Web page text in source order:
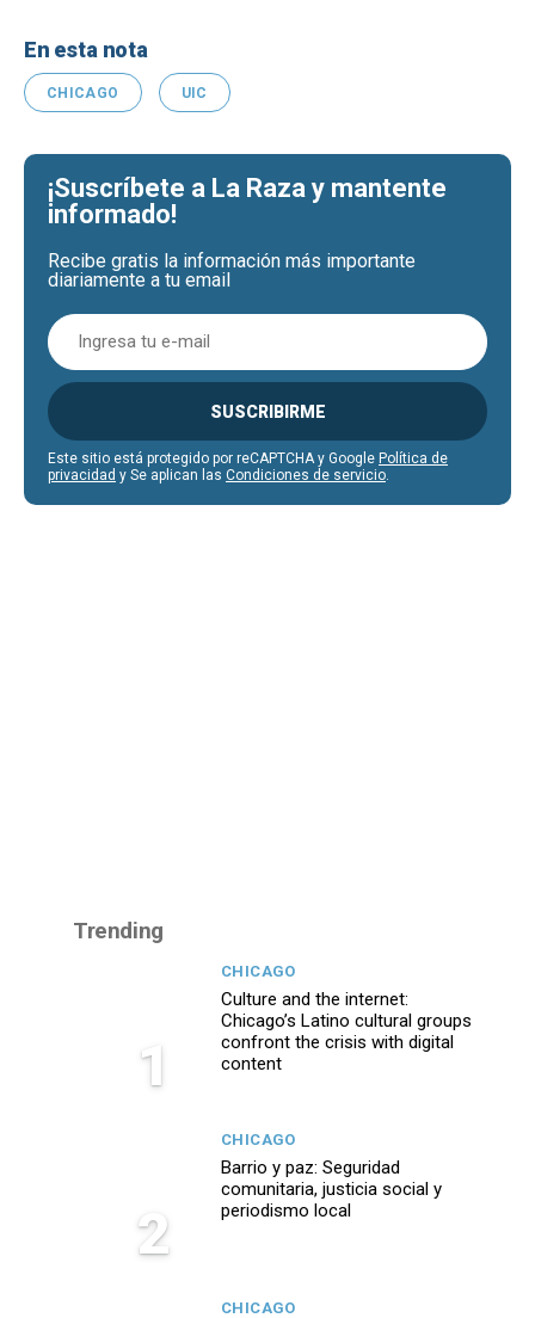
En esta nota
CHICAGO UIC
¡Suscríbete a La Raza y mantente
informado!
Recibe gratis la información más importante
diariamente a tu email
SUSCRIBIRME
Este sitio está protegido por reCAPTCHA y Google Política de
privacidad y Se aplican las Condiciones de servicio
Trending
1
CHICAGO
Culture and the internet:
Chicago’s Latino cultural groups
confront the crisis with digital
content
2
CHICAGO
Barrio y paz: Seguridad
comunitaria, justicia social y
periodismo local
CHICAGO